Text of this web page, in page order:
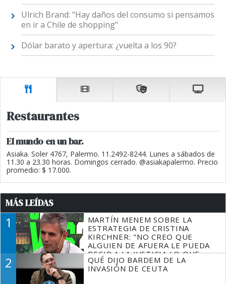
Ulrich Brand: "Hay daños del consumo si pensamos
en ir a Chile de shopping"
Dólar barato y apertura: ¿vuelta a los 90?
Restaurantes
El mundo en un bar.
Asiaka. Soler 4767, Palermo. 11.2492-8244. Lunes a sábados de
11.30 a 23.30 horas. Domingos cerrado. @asiakapalermo. Precio
promedio: $ 17.000.
MÁS LEÍDAS
1
MARTÍN MENEM SOBRE LA
ESTRATEGIA DE CRISTINA
KIRCHNER: "NO CREO QUE
ALGUIEN DE AFUERA LE PUEDA
DECIR A LA JUSTICIA LO QUE
TIENE QUE HACER"
2
QUÉ DIJO BARDEM DE LA
INVASIÓN DE CEUTA